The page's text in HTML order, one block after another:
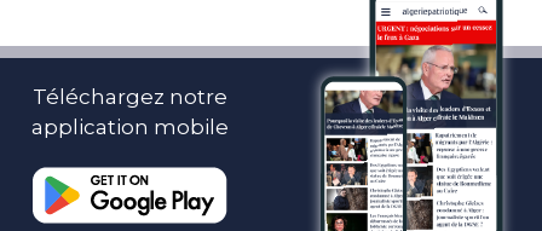
Téléchargez notre
application mobile